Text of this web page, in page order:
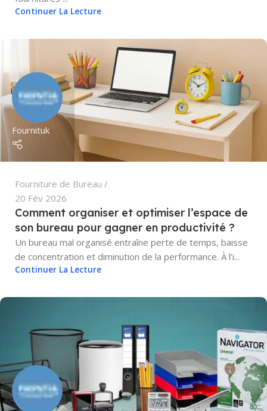
Continuer La Lecture
Fournituk
Fourniture de Bureau
20 Fév 2026
Comment organiser et optimiser l’espace de
son bureau pour gagner en productivité ?
Un bureau mal organisé entraîne perte de temps, baisse
de concentration et diminution de la performance. À l’i...
Continuer La Lecture